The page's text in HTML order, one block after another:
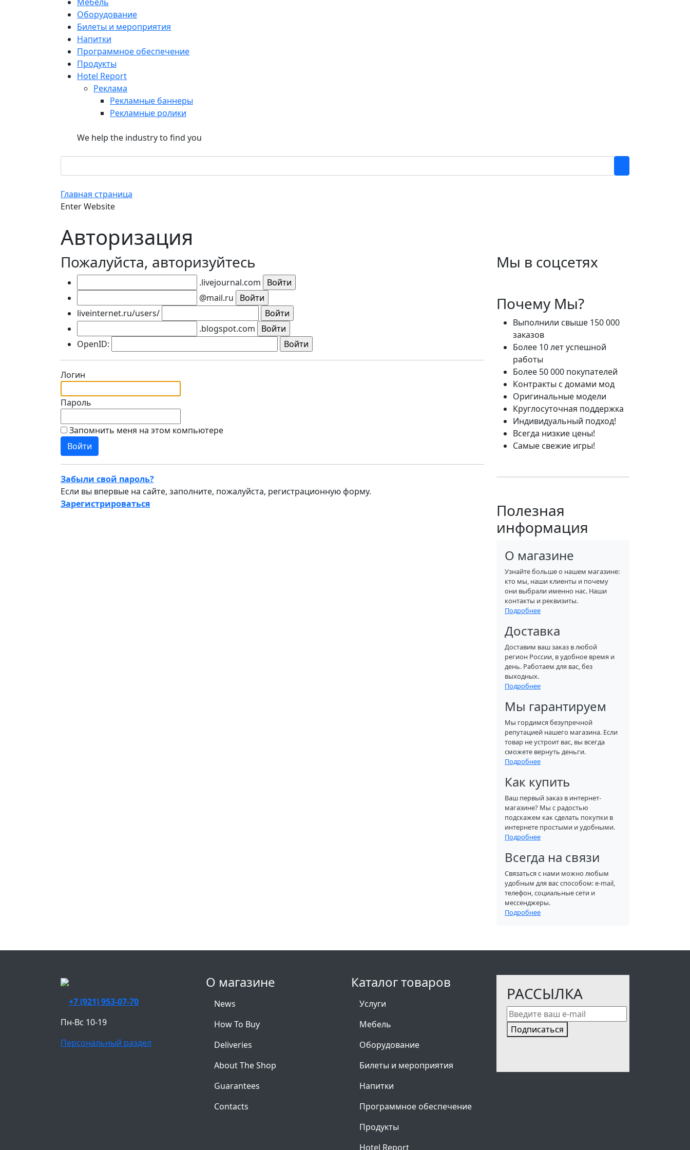
Оборудование
Билеты и мероприятия
Напитки
Программное обеспечение
Продукты
Hotel Report
Реклама
Рекламные баннеры
Рекламные ролики
We help the industry to find you
Главная страница
Enter Website
Авторизация
Пожалуйста, авторизуйтесь
.livejournal.com
@mail.ru
liveinternet.ru/users/
.blogspot.com
OpenID:
Логин
Пароль
Запомнить меня на этом компьютере
Забыли свой пароль?
Если вы впервые на сайте, заполните, пожалуйста, регистрационную форму.
Зарегистрироваться
Мы в соцсетях
Почему Мы?
Выполнили свыше 150 000
заказов
Более 10 лет успешной
работы
Более 50 000 покупателей
Контракты с домами мод
Оригинальные модели
Круглосуточная поддержка
Индивидуальный подход!
Всегда низкие цены!
Самые свежие игры!
Полезная
информация
О магазине
Узнайте больше о нашем магазине:
кто мы, наши клиенты и почему
они выбрали именно нас. Наши
контакты и реквизиты.
Подробнее
Доставка
Доставим ваш заказ в любой
регион России, в удобное время и
день. Работаем для вас, без
выходных.
Подробнее
Мы гарантируем
Мы гордимся безупречной
репутацией нашего магазина. Если
товар не устроит вас, вы всегда
сможете вернуть деньги.
Подробнее
Как купить
Ваш первый заказ в интернет-
магазине? Мы с радостью
подскажем как сделать покупки в
интернете простыми и удобными.
Подробнее
Всегда на связи
Связаться с нами можно любым
удобным для вас способом: e-mail,
телефон, социальные сети и
мессенджеры.
Подробнее
О магазине
News
How To Buy
Deliveries
About The Shop
Guarantees
Contacts
Каталог товаров
Услуги
Мебель
Оборудование
Билеты и мероприятия
Напитки
Программное обеспечение
Продукты
Hotel Report
РАССЫЛКА
Подписаться
+7 (921) 953-07-70
Пн-Вс 10-19
Персональный раздел